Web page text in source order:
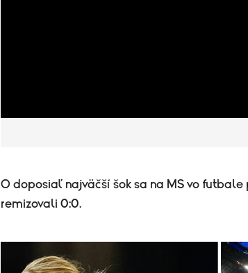
O doposiaľ najväčší šok sa na MS vo
remizovali 0:0.